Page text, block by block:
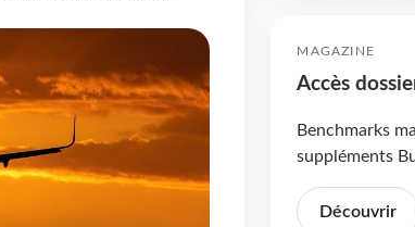
MAGAZINE
Accès
Benchmarks
suppléments
Découvrir